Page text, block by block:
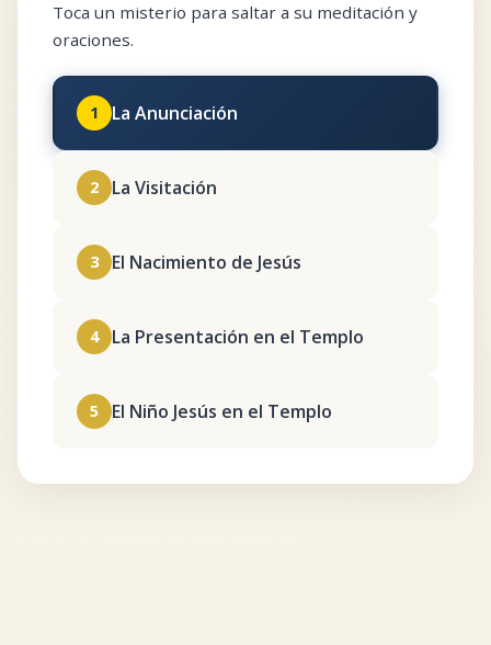
Toca un misterio para saltar a su meditación y
oraciones.
1 La Anunciación
2 La Visitación
3 El Nacimiento de Jesús
4 La Presentación en el Templo
5 El Niño Jesús en el Templo